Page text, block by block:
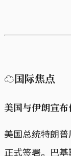
☁国际焦点
美国与伊朗宣
美国总统特朗
正式签署。巴